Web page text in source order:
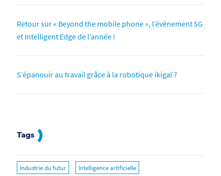
Retour sur « Beyond the mobile phone », l’évènement 5G
et Intelligent Edge de l’année !
S’épanouir au travail grâce à la robotique ikigaï ?
Tags
Industrie du futur Intelligence artificielle